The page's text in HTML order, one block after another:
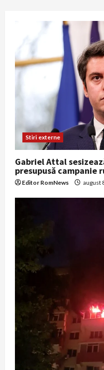
Stiri externe
Gabriel Attal
presupusă campanie
Editor RomNews august